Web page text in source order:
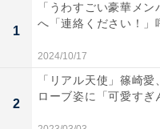
1
「うわすごい豪華メ
へ「連絡ください！」
2024/10/17
2
「リアル天使」篠崎
ローブ姿に「可愛す